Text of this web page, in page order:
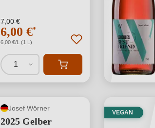
7,00 €
6,00 €*
6,00 €/L (1 L)
1
Josef Wörner
2025 Gelber
VEGAN